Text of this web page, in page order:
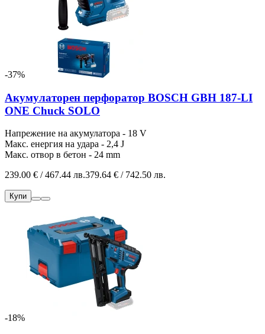
-37%
Акумулаторен перфоратор BOSCH GBH 187-LI
ONE Chuck SOLO
Напрежение на акумулатора - 18 V
Макс. енергия на удара - 2,4 J
Макс. отвор в бетон - 24 mm
239.00 € / 467.44 лв.379.64 € / 742.50 лв.
Купи
-18%